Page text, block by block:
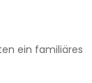
ein familiäres